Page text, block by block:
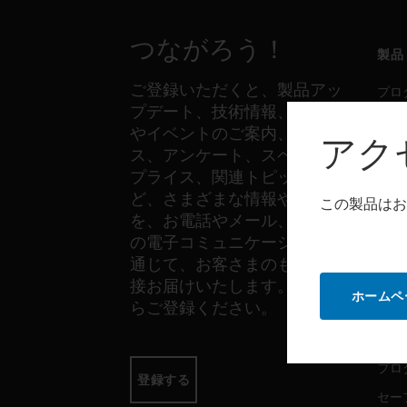
つながろう！
ご登録いただくと、製品アッ
プデート、技術情報、新製品
やイベントのご案内、ニュー
ス、アンケート、スペシャル
プライス、関連トピックな
ど、さまざまな情報やご案内
を、お電話やメール、その他
の電子コミュニケーションを
通じて、お客さまのもとへ直
接お届けいたします。以下か
らご登録ください。
登録する
製品
プロ
セン
ソ
セー
プロ
セー
アク
この製品は
ホーム